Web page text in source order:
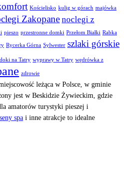
Kościelisko kulig w górach majówka
Zakopane noclegi z
pieszo przestronne domki Przełom Białki Rabka
Rycerka Górna Sylwester szlaki górskie
na Tatry wyprawy w Tatry wędrówka z
zdrowie
leżąca w Polsce, w gminie
jest w Beskidzie Żywieckim, gdzie
amatorów turystyki pieszej i
spa i inne atrakcje to idealne